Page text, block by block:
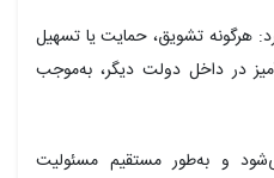
تشویق، حمایت یا تسهیل
داخل دولت دیگر، به‌موجب
به‌طور مستقیم مسئولیت